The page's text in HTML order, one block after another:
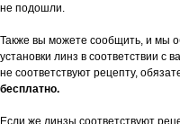
не подошли.
Также вы можете сообщить, и мы
установки линз в соответствии с
не соответствуют рецепту,
бесплатно.